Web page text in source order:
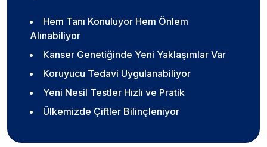
Hem Tanı Konuluyor Hem Önlem
Alınabiliyor
Kanser Genetiğinde Yeni Yaklaşımlar Var
Koruyucu Tedavi Uygulanabiliyor
Yeni Nesil Testler Hızlı ve Pratik
Ülkemizde Çiftler Bilinçleniyor